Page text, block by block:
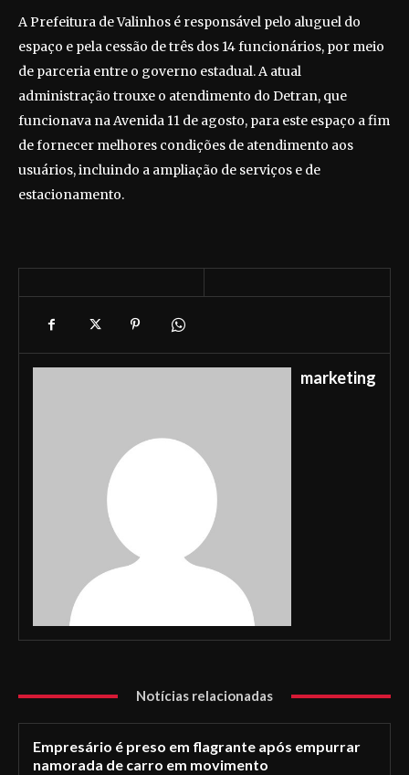
A Prefeitura de Valinhos é responsável pelo aluguel do
espaço e pela cessão de três dos 14 funcionários, por meio
de parceria entre o governo estadual. A atual
administração trouxe o atendimento do Detran, que
funcionava na Avenida 11 de agosto, para este espaço a fim
de fornecer melhores condições de atendimento aos
usuários, incluindo a ampliação de serviços e de
estacionamento.
marketing
Notícias relacionadas
Empresário é preso em flagrante após empurrar
namorada de carro em movimento